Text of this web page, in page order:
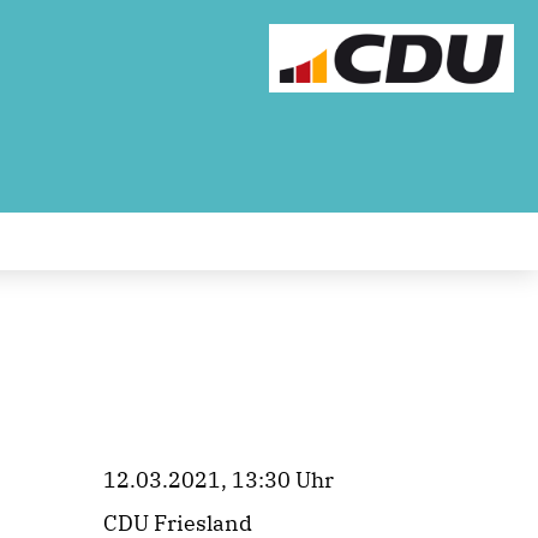
12.03.2021, 13:30 Uhr
CDU Friesland